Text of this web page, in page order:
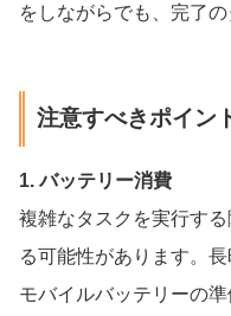
をしながらでも、完了
注意すべきポイン
1. バッテリー消費
複雑なタスクを実行す
る可能性があります。
モバイルバッテリーの準